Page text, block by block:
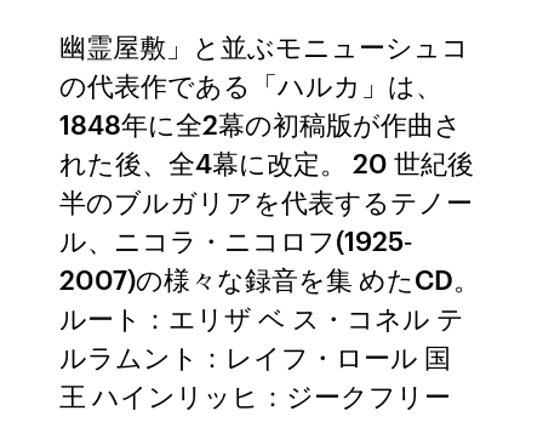
幽霊屋敷」と並ぶモニューシュコ
の代表作である「ハルカ」は、
1848年に全2幕の初稿版が作曲さ
れた後、全4幕に改定。 20 世紀後
半のブルガリアを代表するテノー
ル、ニコラ・ニコロフ(1925‐
2007)の様々な録音を集 めたCD。
ルート：エリザ ベ ス・コネル テ
ルラムント：レイフ・ロール 国
王 ハインリッヒ：ジークフリー